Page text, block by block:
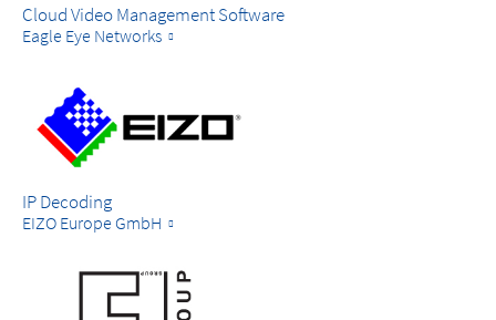
Cloud Video Management Software
Eagle Eye Networks
IP Decoding
EIZO Europe GmbH